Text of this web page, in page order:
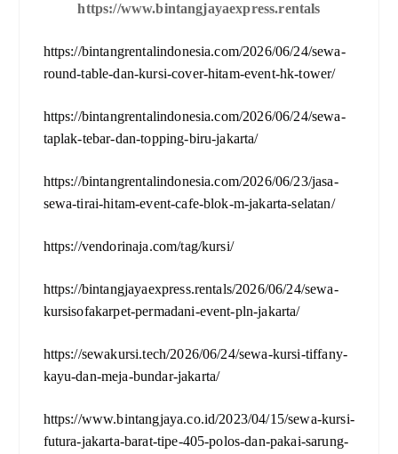
https://www.bintangjayaexpress.rentals
https://bintangrentalindonesia.com/2026/06/24/sewa-
round-table-dan-kursi-cover-hitam-event-hk-tower/
https://bintangrentalindonesia.com/2026/06/24/sewa-
taplak-tebar-dan-topping-biru-jakarta/
https://bintangrentalindonesia.com/2026/06/23/jasa-
sewa-tirai-hitam-event-cafe-blok-m-jakarta-selatan/
https://vendorinaja.com/tag/kursi/
https://bintangjayaexpress.rentals/2026/06/24/sewa-
kursisofakarpet-permadani-event-pln-jakarta/
https://sewakursi.tech/2026/06/24/sewa-kursi-tiffany-
kayu-dan-meja-bundar-jakarta/
https://www.bintangjaya.co.id/2023/04/15/sewa-kursi-
futura-jakarta-barat-tipe-405-polos-dan-pakai-sarung-